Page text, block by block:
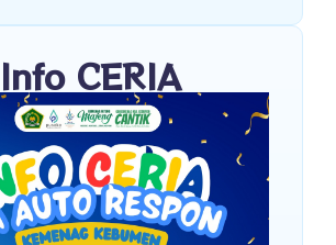
Info CERIA